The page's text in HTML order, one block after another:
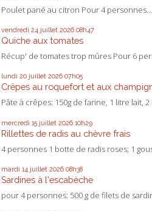
Poulet pané au citron Pour 4 personnes...
vendredi 24 juillet 2026 08h47
Quiche aux tomates
Récup' de tomates trop mûres Pour 6
lundi 20 juillet 2026 07h05
Crêpes au roquefort et aux
Pâte à crêpes: 150g de farine, 1 litre lait,
mercredi 15 juillet 2026 10h29
Rillettes de radis au chèvre frais
4 personnes 1 botte de radis roses; 1
mardi 14 juillet 2026 08h38
Sardines à l'escabèche
pour 4 personnes: 500 g de filets de